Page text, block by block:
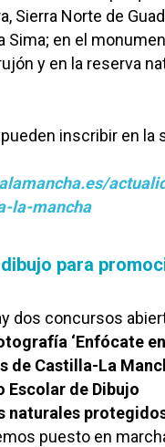
Sierra Norte de
Sima; en el
y en la reserva
inscribir en la
la-mancha
para
dos concursos
‘Enfócate
de Castilla-La
Escolar de Dibujo
naturales
puesto en
La
Toledo
Guadalajara
Talavera
Medio Ambiente
Rural